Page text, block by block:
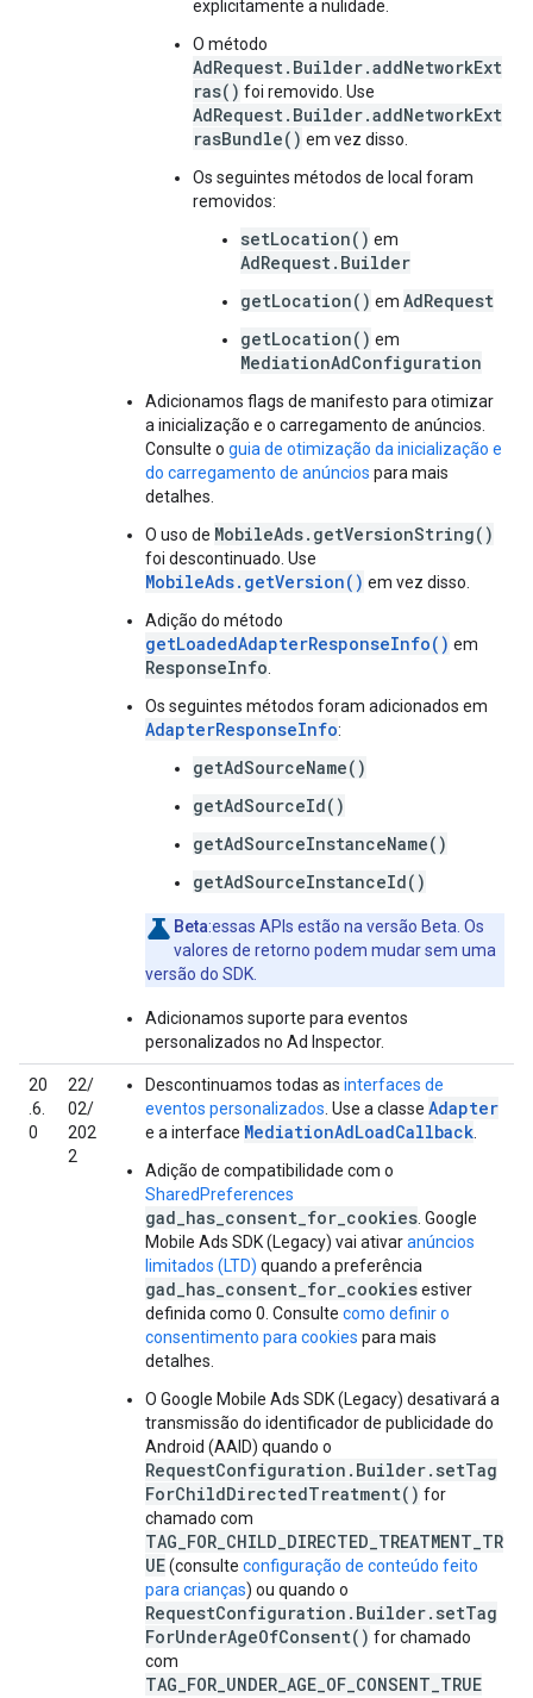
explicitamente a nulidade.
O método
AdRequest.Builder.addNetworkExt
ras() foi removido. Use
AdRequest.Builder.addNetworkExt
rasBundle() em vez disso.
Os seguintes métodos de local foram
removidos:
setLocation() em
AdRequest.Builder
getLocation() em AdRequest
getLocation() em
MediationAdConfiguration
Adicionamos flags de manifesto para otimizar
a inicialização e o carregamento de anúncios.
Consulte o guia de otimização da inicialização e
do carregamento de anúncios para mais
detalhes.
O uso de MobileAds.getVersionString()
foi descontinuado. Use
MobileAds.getVersion() em vez disso.
Adição do método
getLoadedAdapterResponseInfo() em
ResponseInfo
Os seguintes métodos foram adicionados em
AdapterResponseInfo:
getAdSourceName()
getAdSourceId()
getAdSourceInstanceName()
getAdSourceInstanceId()
Beta:essas APIs estão na versão Beta. Os
valores de retorno podem mudar sem uma
versão do SDK.
Adicionamos suporte para eventos
personalizados no Ad Inspector.
20
.6.
0
22/
02/
202
2
Descontinuamos todas as interfaces de
eventos personalizados . Use a classe Adapter
e a interface MediationAdLoadCallback
Adição de compatibilidade com o
SharedPreferences
gad_has_consent_for_cookies Google
Mobile Ads SDK (Legacy) vai ativaranúncios
limitados (LTD) quando a preferência
gad_has_consent_for_cookiesestiver
definida como 0. Consulte como definir o
consentimento para cookies para mais
detalhes.
O Google Mobile Ads SDK (Legacy) desativará a
transmissão do identificador de publicidade do
Android (AAID) quando o
RequestConfiguration.Builder.setTag
ForChildDirectedTreatment() for
chamado com
TAG_FOR_CHILD_DIRECTED_TREATMENT_TR
UE(consulte configuração de conteúdo feito
para crianças) ou quando o
RequestConfiguration.Builder.setTag
ForUnderAgeOfConsent() for chamado
com
TAG_FOR_UNDER_AGE_OF_CONSENT_TRUE